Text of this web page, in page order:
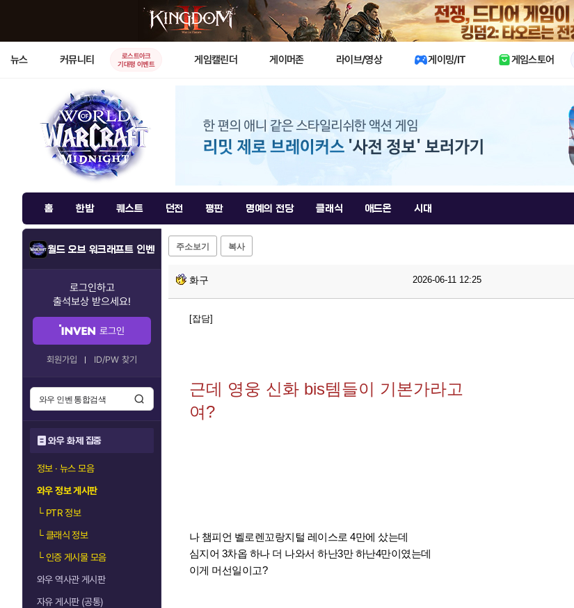
X
뉴스 커뮤니티
로스트아크
기대평 이벤트
게임캘린더 게이머존 라이브/영상 게이밍/IT 게임스토어
홈 한밤 퀘스트 던전 평판 명예의 전당 클래식 애드온 시대
월드 오브 워크래프트 인벤
로그인하고
출석보상 받으세요!
로그인
회원가입 ID/PW 찾기
와우 화제 집중
정보 · 뉴스 모음
와우 정보 게시판
└PTR 정보
└클래식 정보
└인증 게시물 모음
와우 역사관 게시판
자유 게시판 (공통)
주소보기 복사
화구 2026-06-11 12:25
[잡담]
근데 영웅 신화 bis템들이 기본가라고
여?
나 챔피언 벨로렌꼬랑지털 레이스로 4만에 샀는데
심지어 3차옵 하나 더 나와서 하난3만 하난4만이였는데
이게 머선일이고?